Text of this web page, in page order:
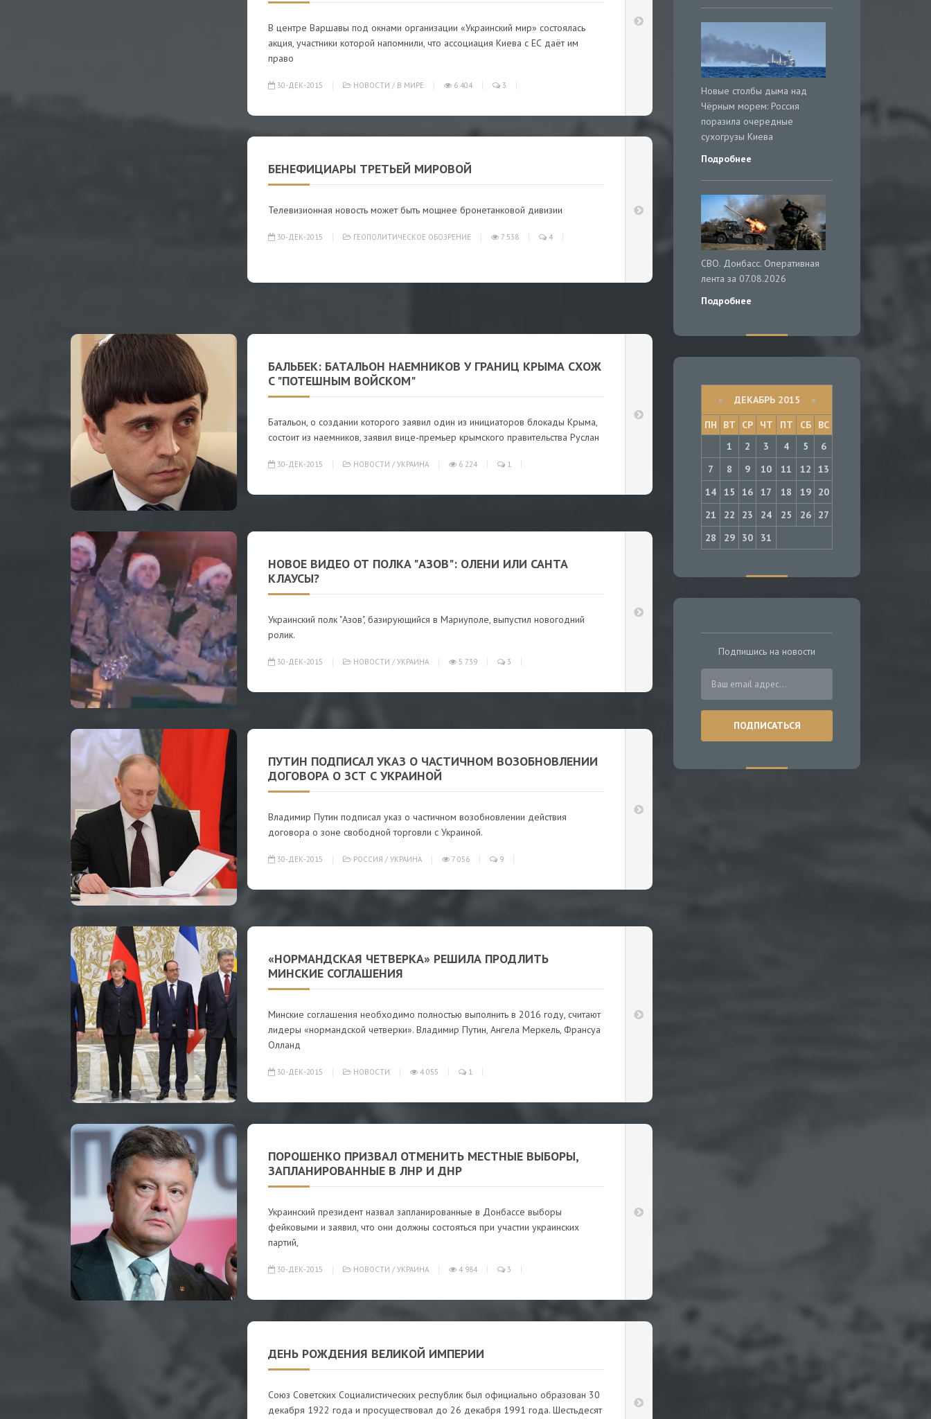
В центре Варшавы под окнами организации «Украинский мир» состоялась
акция, участники которой напомнили, что ассоциация Киева с ЕС даёт им
право
30-ДЕК-2015 НОВОСТИ / В МИРЕ 6 404 3
БЕНЕФИЦИАРЫ ТРЕТЬЕЙ МИРОВОЙ
Телевизионная новость может быть мощнее бронетанковой дивизии
30-ДЕК-2015 ГЕОПОЛИТИЧЕСКОЕ ОБОЗРЕНИЕ 7 538 4
БАЛЬБЕК: БАТАЛЬОН НАЕМНИКОВ У ГРАНИЦ КРЫМА СХОЖ
С "ПОТЕШНЫМ ВОЙСКОМ"
Батальон, о создании которого заявил один из инициаторов блокады Крыма,
состоит из наемников, заявил вице-премьер крымского правительства Руслан
30-ДЕК-2015 НОВОСТИ / УКРАИНА 6 224 1
НОВОЕ ВИДЕО ОТ ПОЛКА "АЗОВ": ОЛЕНИ ИЛИ САНТА
КЛАУСЫ?
Украинский полк "Азов", базирующийся в Мариуполе, выпустил новогодний
ролик.
30-ДЕК-2015 НОВОСТИ / УКРАИНА 5 739 3
ПУТИН ПОДПИСАЛ УКАЗ О ЧАСТИЧНОМ ВОЗОБНОВЛЕНИИ
ДОГОВОРА О ЗСТ С УКРАИНОЙ
Владимир Путин подписал указ о частичном возобновлении действия
договора о зоне свободной торговли с Украиной.
30-ДЕК-2015 РОССИЯ / УКРАИНА 7 056 9
«НОРМАНДСКАЯ ЧЕТВЕРКА» РЕШИЛА ПРОДЛИТЬ
МИНСКИЕ СОГЛАШЕНИЯ
Минские соглашения необходимо полностью выполнить в 2016 году, считают
лидеры «нормандской четверки». Владимир Путин, Ангела Меркель, Франсуа
Олланд
30-ДЕК-2015 НОВОСТИ 4 055 1
ПОРОШЕНКО ПРИЗВАЛ ОТМЕНИТЬ МЕСТНЫЕ ВЫБОРЫ,
ЗАПЛАНИРОВАННЫЕ В ЛНР И ДНР
Украинский президент назвал запланированные в Донбассе выборы
фейковыми и заявил, что они должны состояться при участии украинских
партий,
30-ДЕК-2015 НОВОСТИ / УКРАИНА 4 984 3
ДЕНЬ РОЖДЕНИЯ ВЕЛИКОЙ ИМПЕРИИ
Союз Советских Социалистических республик был официально образован 30
декабря 1922 года и просуществовал до 26 декабря 1991 года. Шестьдесят
Новые столбы дыма над
Чёрным морем: Россия
поразила очередные
сухогрузы Киева
Подробнее
СВО. Донбасс. Оперативная
лента за 07.08.2026
Подробнее
« ДЕКАБРЬ 2015 »
ПН
ВТ СР ЧТ ПТ СБ
ВС
1
2 3 4 5
6
7
8 9 10 11 12
13
14
15 16 17 18 19
20
21
22 23 24 25 26
27
28
29 30 31
Подпишись на новости